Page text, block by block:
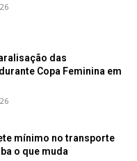
das
Copa Feminina em
mínimo no transporte
o que muda